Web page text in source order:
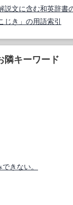
説文に含む和英辞書
じき」の用語索引
隣キーワード
きない。